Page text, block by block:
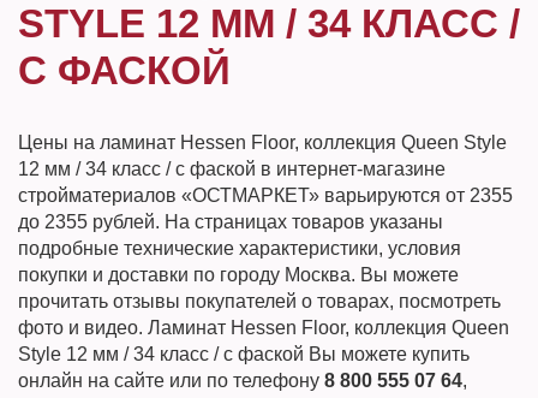
STYLE 12 ММ / 34 КЛАСС /
С ФАСКОЙ
Цены на ламинат Hessen Floor, коллекция Queen Style
12 мм / 34 класс / с фаской в интернет-магазине
стройматериалов «ОСТМАРКЕТ» варьируются от 2355
до 2355 рублей. На страницах товаров указаны
подробные технические характеристики, условия
покупки и доставки по городу Москва. Вы можете
прочитать отзывы покупателей о товарах, посмотреть
фото и видео. Ламинат Hessen Floor, коллекция Queen
Style 12 мм / 34 класс / с фаской Вы можете купить
онлайн на сайте или по телефону 8 800 555 07 64,